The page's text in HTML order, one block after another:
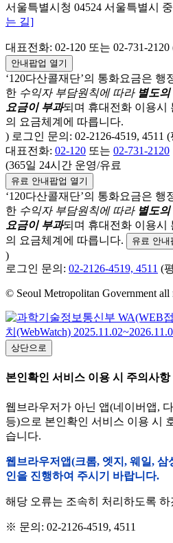
서울특별시청 04524 서울특별시
는 길]
대표전화: 02-120 또는 02-731-
안내팝업 열기
‘120다산콜재단’의 통화요금은 행
한 수익자 부담원칙에 따라 별도
요금이 부과되며 휴대전화 이용시
의 요금체계에 따릅니다.
) 로그인 문의: 02-2126-4519, 4511
대표전화: 02-120 또는 02-731-2120
(365일 24시간 운영/유료
유료 안내팝업 열기
‘120다산콜재단’의 통화요금은 행
한 수익자 부담원칙에 따라 별도
요금이 부과되며 휴대전화 이용시
의 요금체계에 따릅니다.
유료 안내
)
로그인 문의: 02-2126-4519, 4511 (
© Seoul Metropolitan Government all
상단으로
본인확인 서비스 이용 시 주의사항
웹브라우저가 아닌 앱(네이버앱,
등)으로 본인확인 서비스 이용 시
습니다.
웹브라우저앱(크롬, 엣지, 웨일,
인을 진행하여 주시기 바랍니다.
해당 오류는 조속히 처리하도록
※ 문의: 02-2126-4519, 4511